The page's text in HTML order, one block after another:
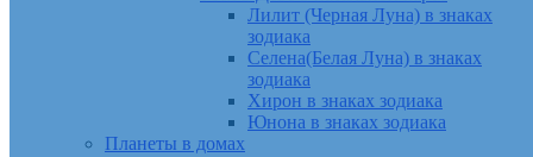
Лилит (Черная Луна) в знаках
зодиака
Селена(Белая Луна) в знаках
зодиака
Хирон в знаках зодиака
Юнона в знаках зодиака
Планеты в домах